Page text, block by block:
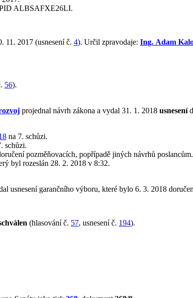
ALBSAFXE26LI.
11. 2017 (usnesení č. 4). Určil zpravodaje: Ing. Adam
56).
projednal návrh zákona a vydal 31. 1. 2018 usnesení
na 7. schůzi.
schůzi.
pozměňovacích, popřípadě jiných návrhů poslancům.
byl rozeslán 28. 2. 2018 v 8:32.
usnesení garančního výboru, které bylo 6. 3. 2018
(hlasování č. 57, usnesení č. 194).